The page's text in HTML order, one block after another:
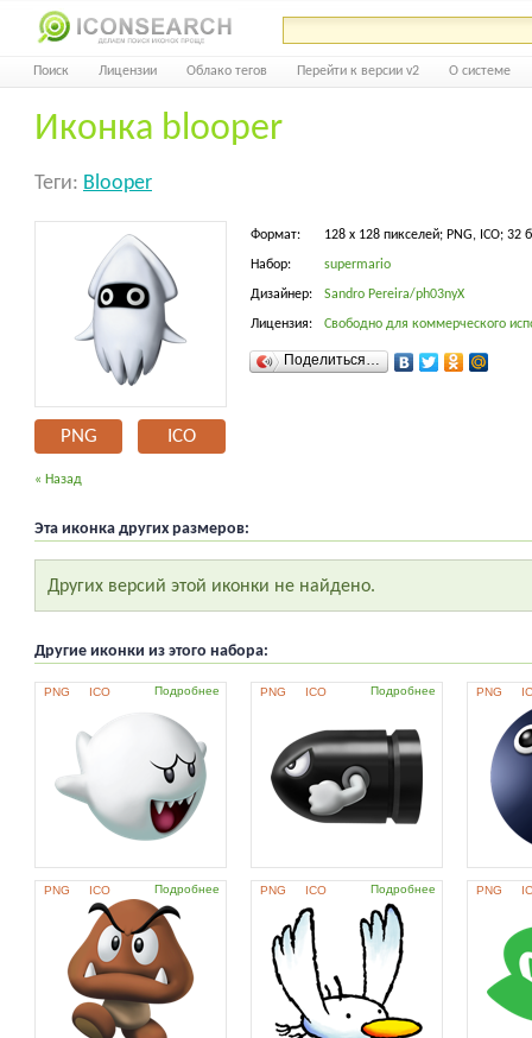
Поиск Лицензии Облако тегов Перейти к версии v2 О системе
Иконка blooper
Теги: Blooper
PNG ICO
Формат: 128 x 128 пикселей; PNG, ICO; 32
Набор: supermario
Дизайнер: Sandro Pereira/ph03nyX
Лицензия: Свободно для коммерческого
Поделиться…
« Назад
Эта иконка других размеров:
Других версий этой иконки не найдено.
Другие иконки из этого набора:
PNG ICO Подробнее PNG ICO Подробнее PNG
PNG ICO Подробнее PNG ICO Подробнее PNG